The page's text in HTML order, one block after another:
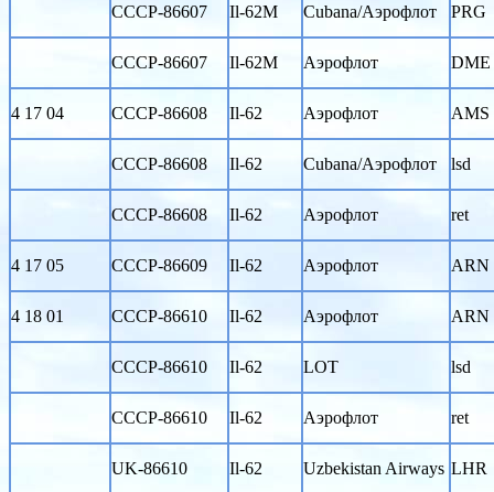
CCCP-86607 Il-62M Cubana/Аэрофлот PRG
CCCP-86607 Il-62M Аэрофлот DME
4 17 04 CCCP-86608 Il-62 Аэрофлот AMS
CCCP-86608 Il-62 Cubana/Аэрофлот lsd
CCCP-86608 Il-62 Аэрофлот ret
4 17 05 CCCP-86609 Il-62 Аэрофлот ARN
4 18 01 CCCP-86610 Il-62 Аэрофлот ARN
CCCP-86610 Il-62 LOT lsd
CCCP-86610 Il-62 Аэрофлот ret
UK-86610 Il-62 Uzbekistan Airways LHR